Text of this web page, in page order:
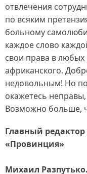
отвлечения
по всяким
больному
каждое слово
свои права в любых
африканского.
недовольным! Но
окажетесь
Возможно больше,
Главный
«Провинция»
Михаил Разпутько.